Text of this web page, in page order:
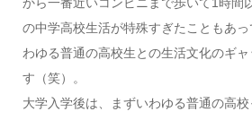
の中学高校生活が特殊すぎたこともあ
わゆる普通の高校生との生活文化のギ
す（笑）。
大学入学後は、まずいわゆる普通の高